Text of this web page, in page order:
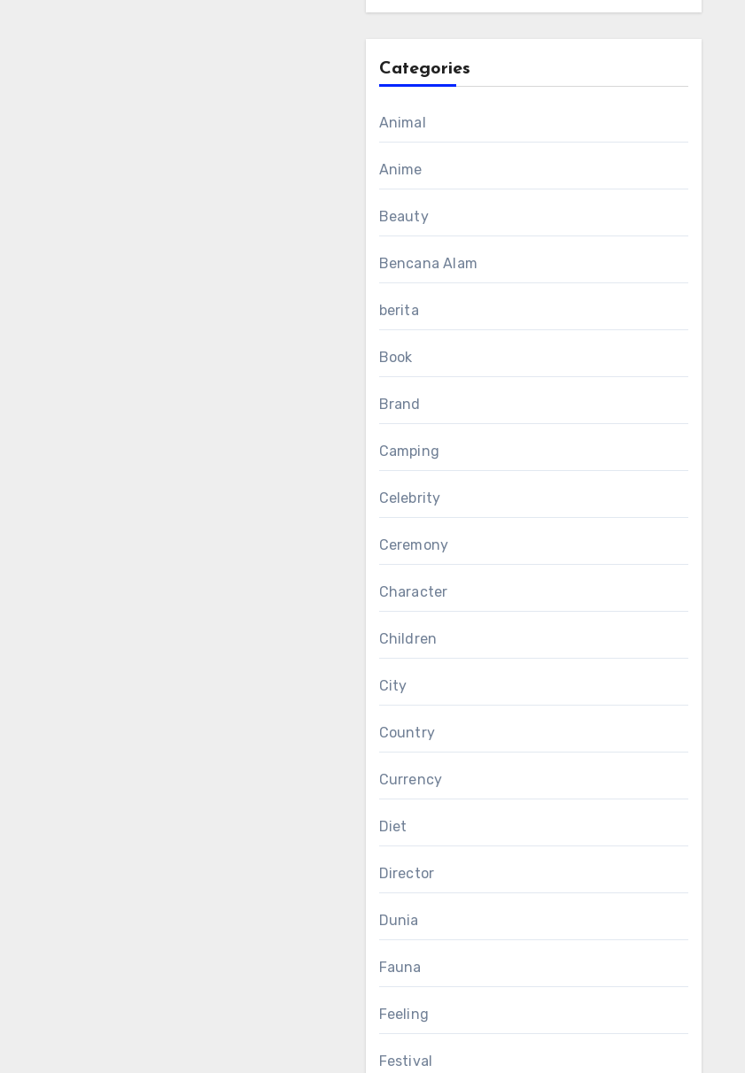
Categories
Animal
Anime
Beauty
Bencana Alam
berita
Book
Brand
Camping
Celebrity
Ceremony
Character
Children
City
Country
Currency
Diet
Director
Dunia
Fauna
Feeling
Festival